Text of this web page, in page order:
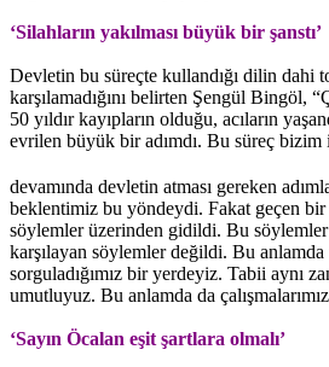
‘Silahların yakılması büyük bir şanstı’
Devletin bu süreçte kullandığı dilin dahi
karşılamadığını belirten Şengül Bingöl,
50 yıldır kayıpların olduğu, acıların
evrilen büyük bir adımdı. Bu süreç bizim
devamında devletin atması gereken
beklentimiz bu yöndeydi. Fakat geçen bir
söylemler üzerinden gidildi. Bu
karşılayan söylemler değildi. Bu
sorguladığımız bir yerdeyiz. Tabii aynı
umutluyuz. Bu anlamda da
‘Sayın Öcalan eşit şartlara olmalı’